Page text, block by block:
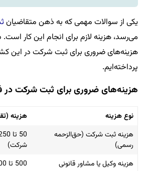
یکی از سوالات مهمی که به ذهن متقاضیان
می‌رسد، هزینه لازم برای انجام این کار
هزینه‌های ضروری برای ثبت شرکت در این
پرداخته‌ایم.
هزینه‌های ضروری برای ثبت شرکت در
نوع هزینه
هزینه
هزینه ثبت شرکت (حق‌الزحمه
رسمی)
شرکت)
هزینه وکیل یا مشاور قانونی